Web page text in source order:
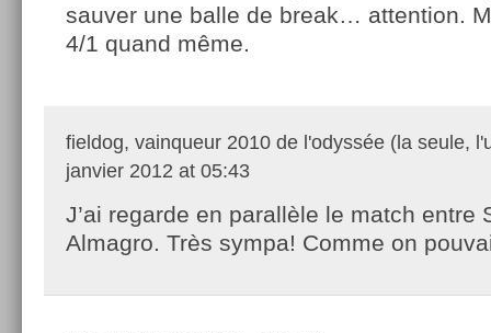
sauver une balle de break… attention.
4/1 quand même.
fieldog, vainqueur 2010 de l'odyssée (la seule,
janvier 2012 at 05:43
J’ai regarde en parallèle le match entre
Almagro. Très sympa! Comme on